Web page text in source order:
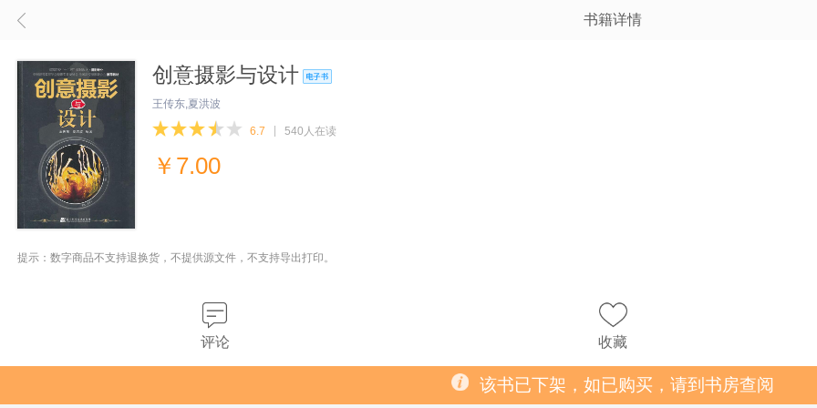
书籍详情
创意摄影与设计
王传东,夏洪波
6.7 540人在读
￥ 7.00
提示：数字商品不支持退换货，不提供源文件，不支持导出打印。
评论 收藏
该书已下架，如已购买，请到书房查阅